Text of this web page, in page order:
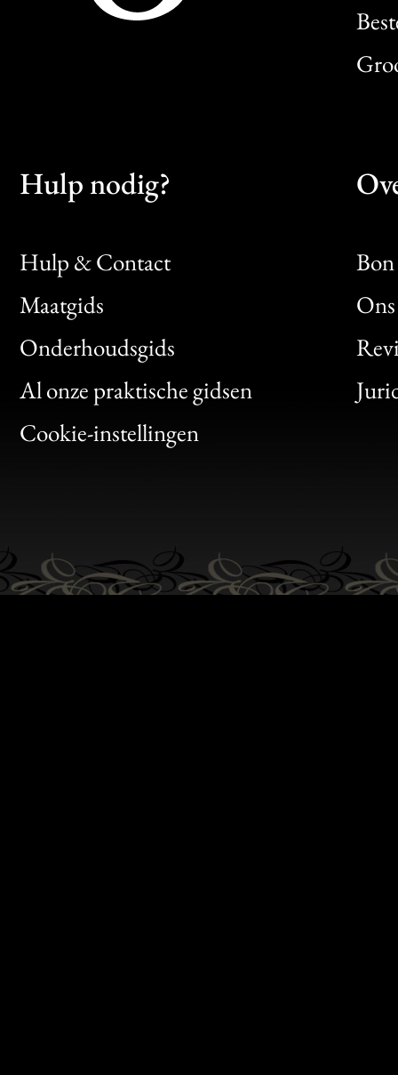
Hulp nodig?
Hulp & Contact
Maatgids
Onderhoudsgids
Al onze praktische gidsen
Cookie-instellingen
Bon
Clic